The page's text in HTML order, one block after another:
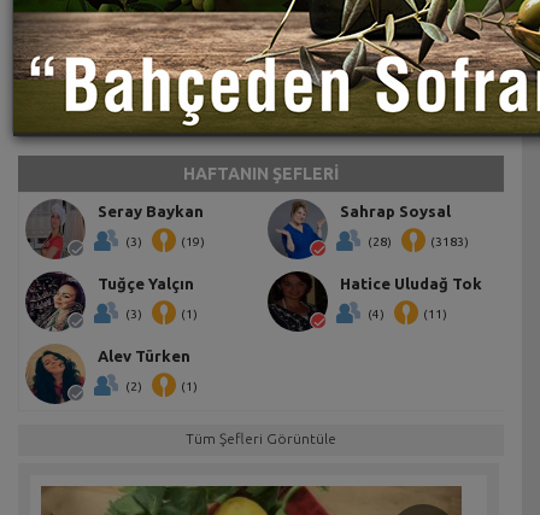
HAFTANIN ŞEFLERİ
Seray Baykan
(3) (19)
Sahrap Soysal
(28) (3183)
Tuğçe Yalçın
(3) (1)
Hatice Uludağ Tok
(4) (11)
Alev Türken
(2) (1)
Tüm Şefleri Görüntüle